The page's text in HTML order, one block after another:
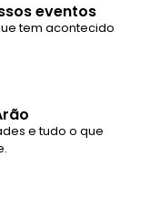
eventos
tem acontecido
e tudo o que